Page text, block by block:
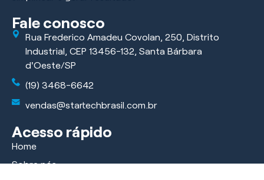
Fale conosco
Rua Frederico Amadeu Covolan, 250, Distrito
Industrial, CEP 13456-132, Santa Bárbara
d'Oeste/SP
(19) 3468-6642
vendas@startechbrasil.com.br
Acesso rápido
Home
Sobre nós